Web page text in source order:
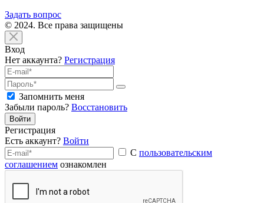
Задать вопрос
© 2024. Все права защищены
Вход
Нет аккаунта? Регистрация
Запомнить меня
Забыли пароль? Восстановить
Войти
Регистрация
Есть аккаунт? Войти
С пользовательским
соглашением ознакомлен